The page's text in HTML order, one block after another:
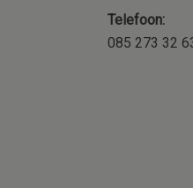
de
Telefoon:
085 273 32